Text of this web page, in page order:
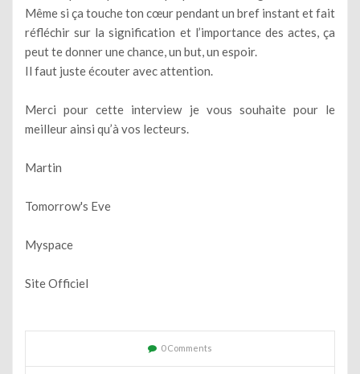
Même si ça touche ton cœur pendant un bref instant et fait
réfléchir sur la signification et l’importance des actes, ça
peut te donner une chance, un but, un espoir.
Il faut juste écouter avec attention.
Merci pour cette interview je vous souhaite pour le
meilleur ainsi qu’à vos lecteurs.
Martin
Tomorrow's Eve
Myspace
Site Officiel
0 Comments